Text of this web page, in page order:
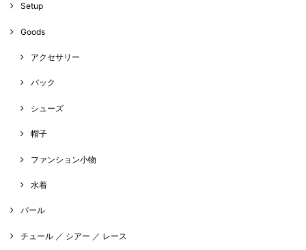
Setup
Goods
アクセサリー
バック
シューズ
帽子
ファンション小物
水着
パール
チュール ／ シアー ／ レース